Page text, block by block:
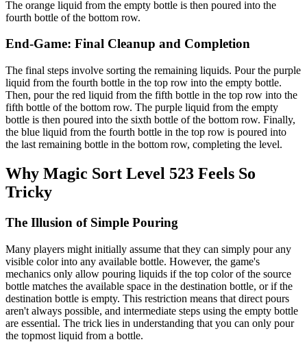
The orange liquid from the empty bottle is then poured into the
fourth bottle of the bottom row.
End-Game: Final Cleanup and Completion
The final steps involve sorting the remaining liquids. Pour the purple
liquid from the fourth bottle in the top row into the empty bottle.
Then, pour the red liquid from the fifth bottle in the top row into the
fifth bottle of the bottom row. The purple liquid from the empty
bottle is then poured into the sixth bottle of the bottom row. Finally,
the blue liquid from the fourth bottle in the top row is poured into
the last remaining bottle in the bottom row, completing the level.
Why Magic Sort Level 523 Feels So
Tricky
The Illusion of Simple Pouring
Many players might initially assume that they can simply pour any
visible color into any available bottle. However, the game's
mechanics only allow pouring liquids if the top color of the source
bottle matches the available space in the destination bottle, or if the
destination bottle is empty. This restriction means that direct pours
aren't always possible, and intermediate steps using the empty bottle
are essential. The trick lies in understanding that you can only pour
the topmost liquid from a bottle.